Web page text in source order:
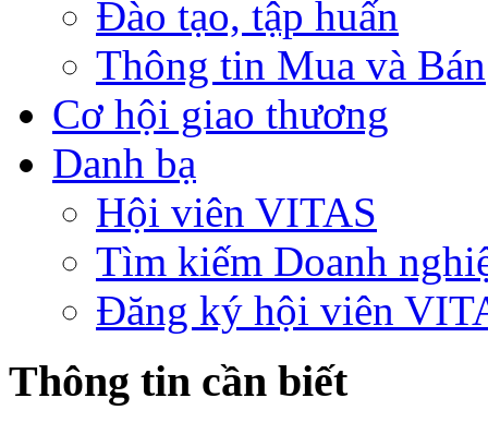
Đào tạo, tập huấn
Thông tin Mua và Bán
Cơ hội giao thương
Danh bạ
Hội viên VITAS
Tìm kiếm Doanh
Đăng ký hội viên
Thông tin cần biết